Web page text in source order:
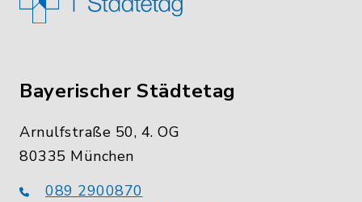
Bayerischer Städtetag
Arnulfstraße 50, 4. OG
80335 München
089 2900870